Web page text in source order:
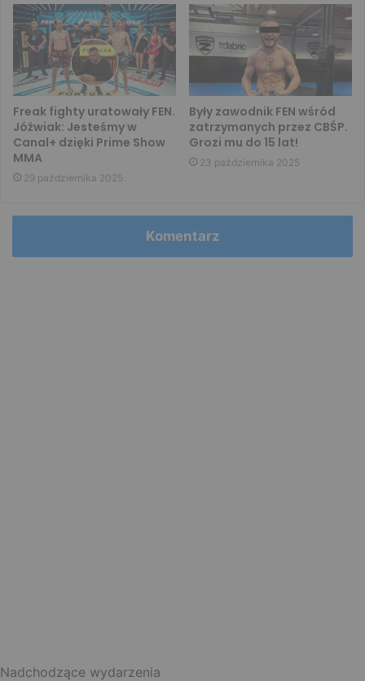
Freak fighty uratowały FEN.
Jóźwiak: Jesteśmy w
Canal+ dzięki Prime Show
MMA
29 października 2025
Były zawodnik FEN wśród
zatrzymanych przez CBŚP.
Grozi mu do 15 lat!
23 października 2025
Komentarz
Nadchodzące wydarzenia